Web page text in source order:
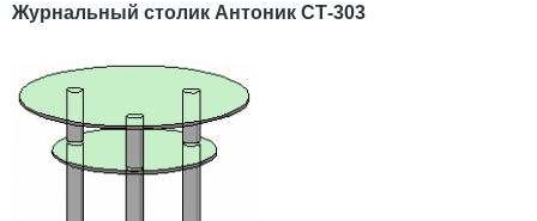
Журнальный столик Антоник СТ-303